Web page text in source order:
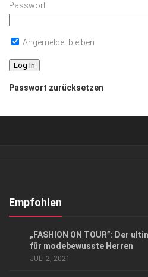
Passwort
Angemeldet bleiben
Passwort zurücksetzen
Kontakt, Impressum
Empfohlen
„FASHION ON TOUR”: Der
für modebewusste Herren
JULI 2, 2021